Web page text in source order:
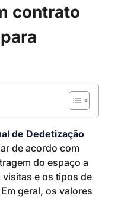
contrato
de Dedetização
de acordo com
do espaço a
e os tipos de
geral, os valores